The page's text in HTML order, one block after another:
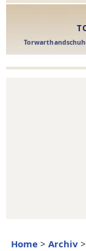
Home > Archiv >